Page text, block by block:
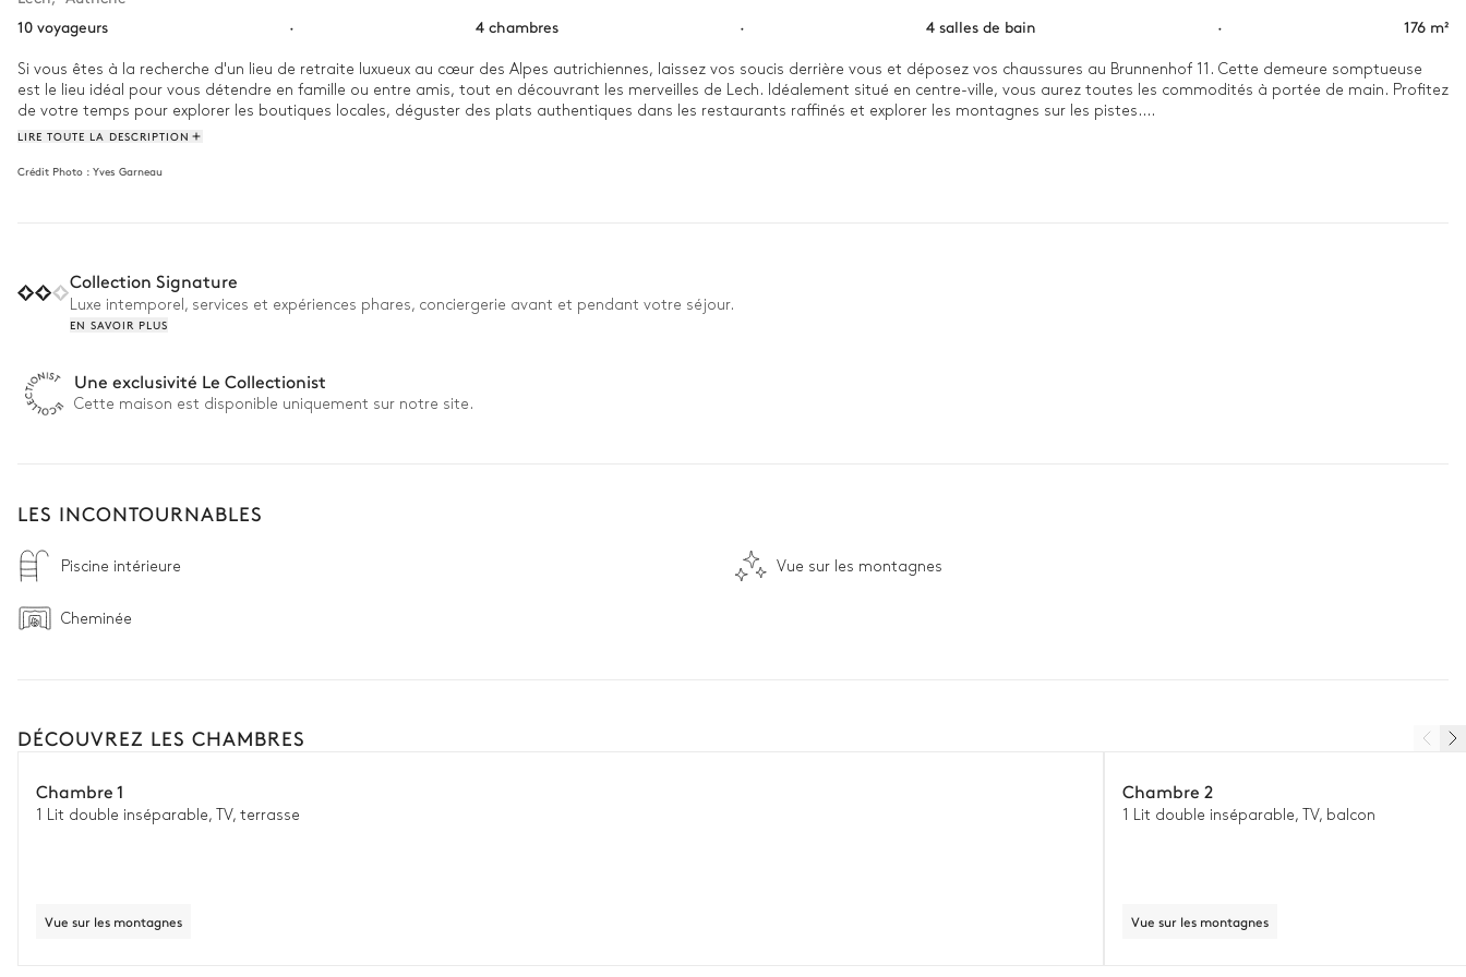
10 voyageurs
· 4 chambres · 4 salles de bain · 176 m²
Si vous êtes à la recherche d'un lieu de retraite luxueux au cœur des Alpes autrichiennes, laissez vos soucis derrière vous et déposez vos chaussures au Brunnenhof 11. Cette demeure somptueuse
est le lieu idéal pour vous détendre en famille ou entre amis, tout en découvrant les merveilles de Lech. Idéalement situé en centre-ville, vous aurez toutes les commodités à portée de main. Profitez
de votre temps pour explorer les boutiques locales, déguster des plats authentiques dans les restaurants raffinés et explorer les montagnes sur les pistes.
vache, les couvertures en peau de mouton et le bois naturel sont des détails raffinés qui vous immergent totalement dans la splendeur de votre environnement. Si vous avez besoin d'une pause
LIRE TOUTE LA DESCRIPTION
Crédit Photo : Yves Garneau
Collection Signature
Luxe intemporel, services et expériences phares, conciergerie avant et pendant votre séjour.
EN SAVOIR PLUS
Une exclusivité Le Collectionist
Cette maison est disponible uniquement sur notre site.
LES INCONTOURNABLES
Piscine intérieure Vue sur les montagnes
Cheminée
DÉCOUVREZ LES CHAMBRES
Chambre 1
1 Lit double inséparable, TV, terrasse
Vue sur les montagnes
Chambre 2
1 Lit double inséparable, TV, balcon
Vue sur les montagnes